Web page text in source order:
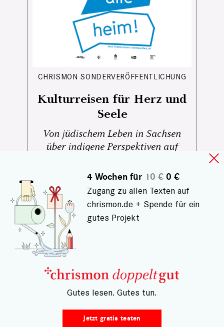
CHRISMON SONDERVERÖFFENTLICHUNG
Kulturreisen für Herz und
Seele
Von jüdischem Leben in Sachsen
über indigene Perspektiven auf
Musikfestivals und besonderen
Kulturreisen: Diese Tipps laden dazu
ein, Kultur bewusst zu erleben – nah
und fern, neugierig und offen.
4 Wochen für10 €0 €
Zugang zu allen Texten auf
chrismon.de + Spende für ein
gutes Projekt
– Gutes lesen. Gutes tun.
Jetzt gratis testen